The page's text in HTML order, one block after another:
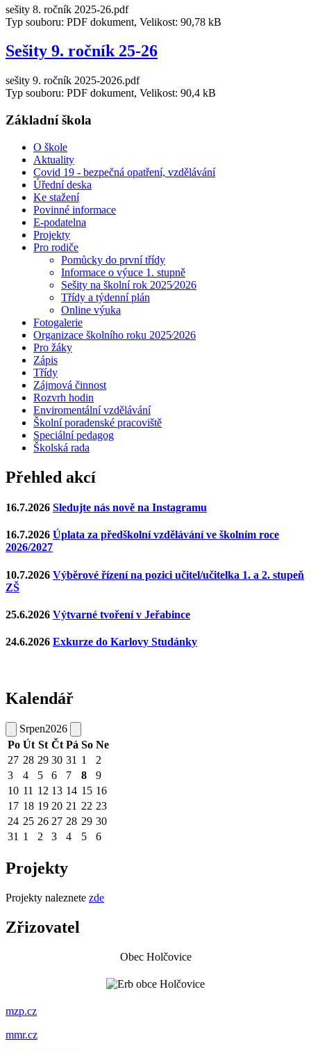
sešity 8. ročník 2025-26.pdf
Typ souboru: PDF dokument, Velikost: 90,78 kB
Sešity 9. ročník 25-26
sešity 9. ročník 2025-2026.pdf
Typ souboru: PDF dokument, Velikost: 90,4 kB
Základní škola
O škole
Aktuality
Covid 19 - bezpečná opatření, vzdělávání
Úřední deska
Ke stažení
Povinné informace
E-podatelna
Projekty
Pro rodiče
Pomůcky do první třídy
Informace o výuce 1. stupně
Sešity na školní rok 2025⁄2026
Třídy a týdenní plán
Online výuka
Fotogalerie
Organizace školního roku 2025⁄2026
Pro žáky
Zápis
Třídy
Zájmová činnost
Rozvrh hodin
Enviromentální vzdělávání
Školní poradenské pracoviště
Speciální pedagog
Školská rada
Přehled akcí
16.7.2026 Sledujte nás nově na Instagramu
16.7.2026 Úplata za předškolní vzdělávání ve školním roce
2026/2027
10.7.2026 Výběrové řízení na pozici učitel/učitelka 1. a 2. stupeň
ZŠ
25.6.2026 Výtvarné tvoření v Jeřabince
24.6.2026 Exkurze do Karlovy Studánky
Kalendář
Srpen2026
Po Út St Čt Pá So Ne
27 28 29 30 31 1
2
3
4 5 6 7 8
9
10 11 12 13 14 15 16
17 18 19 20 21 22 23
24 25 26 27 28 29 30
31 1 2 3 4 5 6
Projekty
Projekty naleznete zde
Zřizovatel
Obec Holčovice
mzp.cz
mmr.cz